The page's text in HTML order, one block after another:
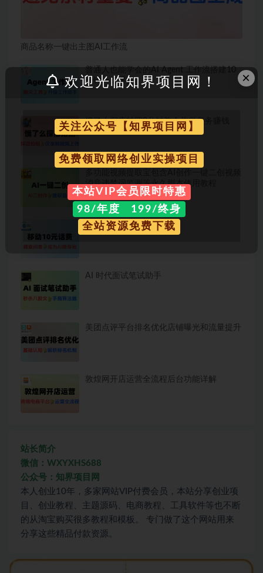
商品名称一键出主图AI工作流
普通人也能学会的AI Agent 工作流搭建10
分钟一篇爆文
饿了么探店拍照3分钟教会你做任务赚钱
消音违禁词监测等永久脚本使用教程
移动10元免费话费-线报
AI 时代面试笔试助手
美团点评平台排名优化店铺曝光和流量提升
敦煌网开店运营全流程后台功能详解
站长简介
微信：WXYXHS688
公众号：知界项目网
本人创业10年，多家网站VIP付费会员，本站分享创业项
目、创业教程、主题源码、电商教程、工具软件等也不断
的从淘宝购买很多教程和模板。 专门做了这个网站用来
分享这些精品付款资源。
×
欢迎光临知界项目网！
关注公众号【知界项目网】
免费领取网络创业实操项目
本站VIP会员限时特惠
98/年度 199/终身
全站资源免费下载